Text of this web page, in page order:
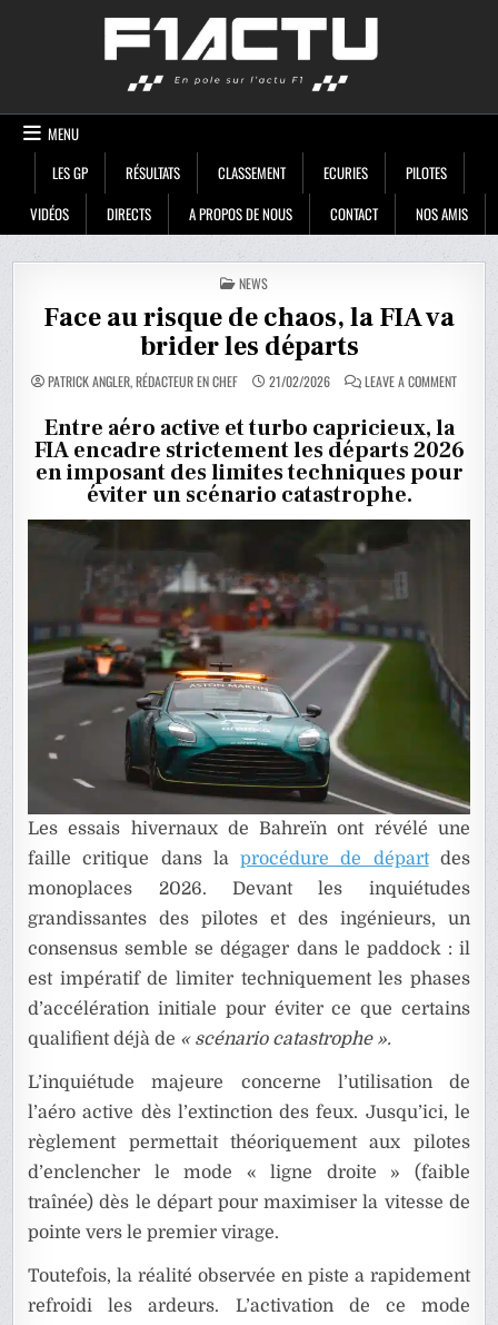
MENU
LES GP
RÉSULTATS CLASSEMENT ECURIES
PILOTES
VIDÉOS
DIRECTS A PROPOS DE NOUS CONTACT NOS AMIS
POSTED
IN
NEWS
Face au risque de chaos, la FIA va
brider les départs
PATRICK ANGLER, RÉDACTEUR EN CHEF 21/02/2026 LEAVE A COMMENTON
FACE
DE
CHAOS,
LA
FIA
Entre aéro active et turbo capricieux, la
FIA encadre strictement les départs 2026
en imposant des limites techniques pour
éviter un scénario catastrophe.
Les essais hivernaux de Bahreïn ont révélé une
faille critique dans laprocédure de départdes
monoplaces 2026. Devant les inquiétudes
grandissantes des pilotes et des ingénieurs, un
consensus semble se dégager dans le paddock : il
est impératif de limiter techniquement les phases
d’accélération initiale pour éviter ce que certains
qualifient déjà de « scénario catastrophe ».
L’inquiétude majeure concerne l’utilisation de
l’aéro active dès l’extinction des feux. Jusqu’ici, le
règlement permettait théoriquement aux pilotes
d’enclencher le mode « ligne droite » (faible
traînée) dès le départ pour maximiser la vitesse de
pointe vers le premier virage.
Toutefois, la réalité observée en piste a rapidement
refroidi les ardeurs. L’activation de ce mode